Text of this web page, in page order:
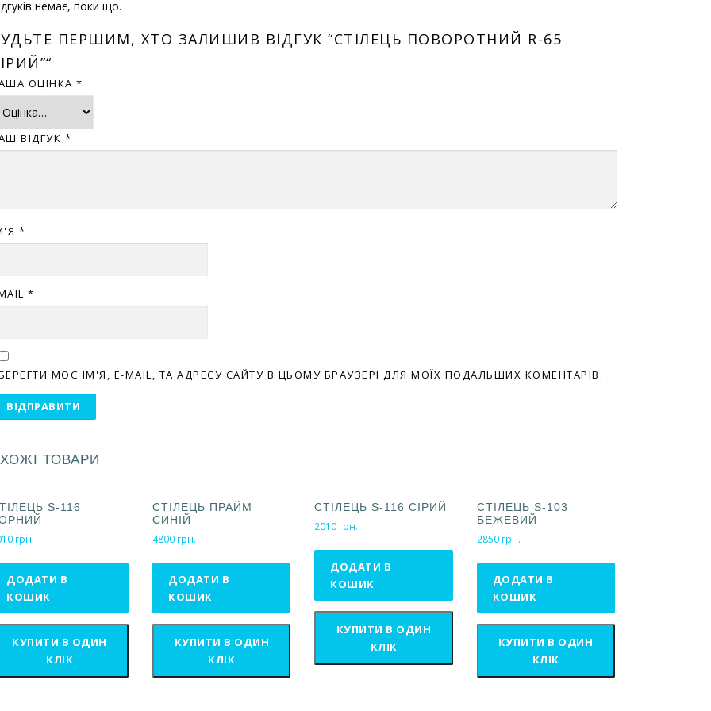
немає, поки що.
ПЕРШИМ, ХТО ЗАЛИШИВ ВІДГУК “СТІЛЕЦЬ ПОВОРОТНИЙ R-65
ОЦІНКА *
ВІДГУК *
*
*
МОЄ ІМ'Я, E-MAIL, ТА АДРЕСУ САЙТУ В ЦЬОМУ БРАУЗЕРІ ДЛЯ МОЇХ ПОДАЛЬШИХ КОМЕНТАРІВ.
ТОВАРИ
S-116
грн.
ДОДАТИ В
КОШИК
КУПИТИ В ОДИН
КЛІК
СТІЛЕЦЬ ПРАЙМ
СИНІЙ
4800 грн.
ДОДАТИ В
КОШИК
КУПИТИ В ОДИН
КЛІК
СТІЛЕЦЬ S-116 СІРИЙ
2010 грн.
ДОДАТИ В
КОШИК
КУПИТИ В ОДИН
КЛІК
СТІЛЕЦЬ S-103
БЕЖЕВИЙ
2850 грн.
ДОДАТИ В
КОШИК
КУПИТИ В ОДИН
КЛІК